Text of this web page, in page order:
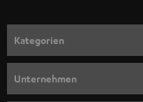
n
m
e
l
Kategorien
Unternehmen